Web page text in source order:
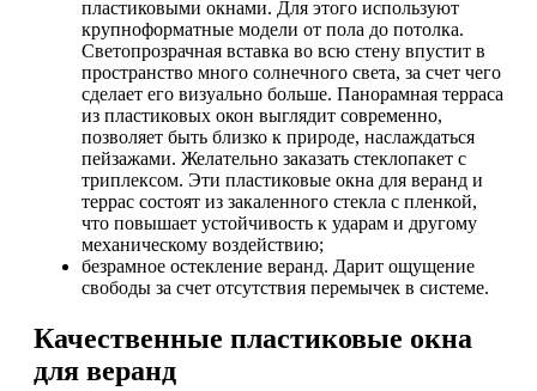
пластиковыми окнами. Для этого используют
крупноформатные модели от пола до потолка.
Светопрозрачная вставка во всю стену впустит в
пространство много солнечного света, за счет чего
сделает его визуально больше. Панорамная терраса
из пластиковых окон выглядит современно,
позволяет быть близко к природе, наслаждаться
пейзажами. Желательно заказать стеклопакет с
триплексом. Эти пластиковые окна для веранд и
террас состоят из закаленного стекла с пленкой,
что повышает устойчивость к ударам и другому
механическому воздействию;
безрамное остекление веранд. Дарит ощущение
свободы за счет отсутствия перемычек в системе.
Качественные пластиковые окна
для веранд